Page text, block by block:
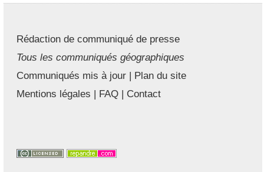
Rédaction de communiqué de presse
Tous les communiqués géographiques
Communiqués mis à jour | Plan du site
Mentions légales | FAQ | Contact